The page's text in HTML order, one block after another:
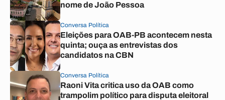
nome de João Pessoa
Conversa Política
Eleições para OAB-PB acontecem nesta
quinta; ouça as entrevistas dos
candidatos na CBN
Conversa Política
Raoni Vita critica uso da OAB como
trampolim político para disputa eleitoral